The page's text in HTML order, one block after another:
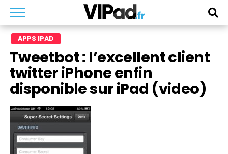
APPS IPAD
Tweetbot : l’excellent client
twitter iPhone enfin
disponible sur iPad (video)